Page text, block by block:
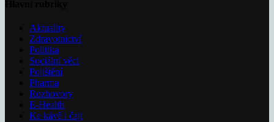
Aktuality
Zdravotnictví
Politika
Sociální věci
Pojištění
Pharma
Rozhovory
E-Health
Ke kávě i čaji